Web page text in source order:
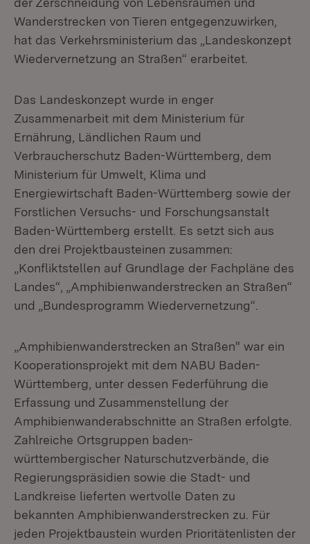
Wanderstrecken von Tieren entgegenzuwirken,
hat das Verkehrsministerium das „Landeskonzept
Wiedervernetzung an Straßen“ erarbeitet.
Das Landeskonzept wurde in enger
Zusammenarbeit mit dem Ministerium für
Ernährung, Ländlichen Raum und
Verbraucherschutz Baden-Württemberg, dem
Ministerium für Umwelt, Klima und
Energiewirtschaft Baden-Württemberg sowie der
Forstlichen Versuchs- und Forschungsanstalt
Baden-Württemberg erstellt. Es setzt sich aus
den drei Projektbausteinen zusammen:
„Konfliktstellen auf Grundlage der Fachpläne des
Landes“, „Amphibienwanderstrecken an Straßen“
und „Bundesprogramm Wiedervernetzung“.
„Amphibienwanderstrecken an Straßen" war ein
Kooperationsprojekt mit dem NABU Baden-
Württemberg, unter dessen Federführung die
Erfassung und Zusammenstellung der
Amphibienwanderabschnitte an Straßen erfolgte.
Zahlreiche Ortsgruppen baden-
württembergischer Naturschutzverbände, die
Regierungspräsidien sowie die Stadt- und
Landkreise lieferten wertvolle Daten zu
bekannten Amphibienwanderstrecken zu. Für
jeden Projektbaustein wurden Prioritätenlisten der